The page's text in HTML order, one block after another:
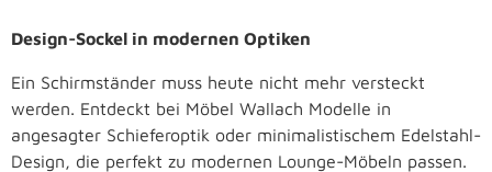
Design-Sockel in modernen Optiken
Ein Schirmständer muss heute nicht mehr versteckt
werden. Entdeckt bei Möbel Wallach Modelle in
angesagter Schieferoptik oder minimalistischem Edelstahl-
Design, die perfekt zu modernen Lounge-Möbeln passen.